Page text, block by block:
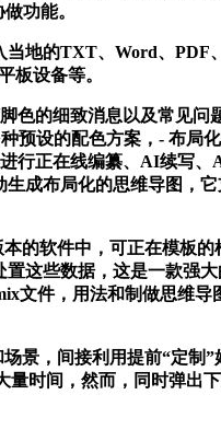
功能。
地的TXT、Word、PDF
板设备等。
的细致消息以及常见问
预设的配色方案，- 布局
正在线编纂、AI续写、
成布局化的思维导图，
软件中，可正在模板的
这些数据，这是一款强
文件，用法和制做思维
，间接利用提前“定制”
时间，然而，同时弹出